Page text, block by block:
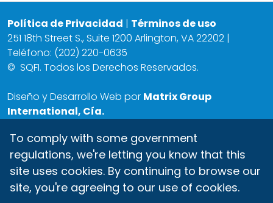
Política de Privacidad | Términos de uso
251 18th Street S., Suite 1200 Arlington, VA 22202 |
Teléfono: (202) 220-0635
© SQFI. Todos los Derechos Reservados.
Diseño y Desarrollo Web por Matrix Group
International, Cía.
To comply with some government
regulations, we're letting you know that this
site uses cookies. By continuing to browse our
site, you're agreeing to our use of cookies.